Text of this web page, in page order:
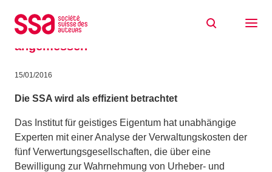
Verwertungsgesellschaften sind
angemessen
15/01/2016
Die SSA wird als effizient betrachtet
Das Institut für geistiges Eigentum hat unabhängige
Experten mit einer Analyse der Verwaltungskosten der
fünf Verwertungsgesellschaften, die über eine
Bewilligung zur Wahrnehmung von Urheber- und